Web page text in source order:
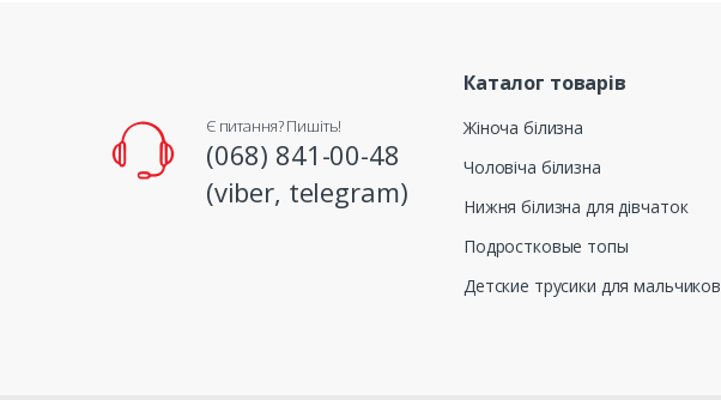
Каталог товарів
Жіноча білизна
Чоловіча білизна
Нижня білизна для дівчаток
Подростковые топы
Детские трусики для мальчиков
Є питання? Пишіть!
(068) 841-00-48
(viber, telegram)